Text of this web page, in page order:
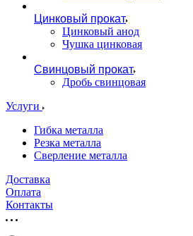
Цинковый прокат
Цинковый анод
Чушка цинковая
Свинцовый прокат
Дробь свинцовая
Услуги
Гибка металла
Резка металла
Сверление металла
Доставка
Оплата
Контакты